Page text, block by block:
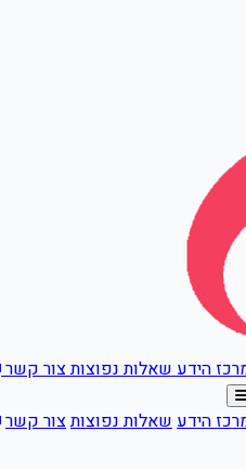
הידעשאלות נפוצותצור קשר
הידעשאלות נפוצותצור קשר